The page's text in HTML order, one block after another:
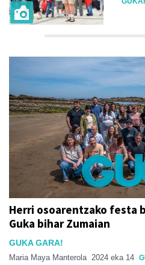
Herri osoarentzako festa
Guka bihar Zumaian
GUKA GARA!
Maria Maya Manterola 2024 eka 14